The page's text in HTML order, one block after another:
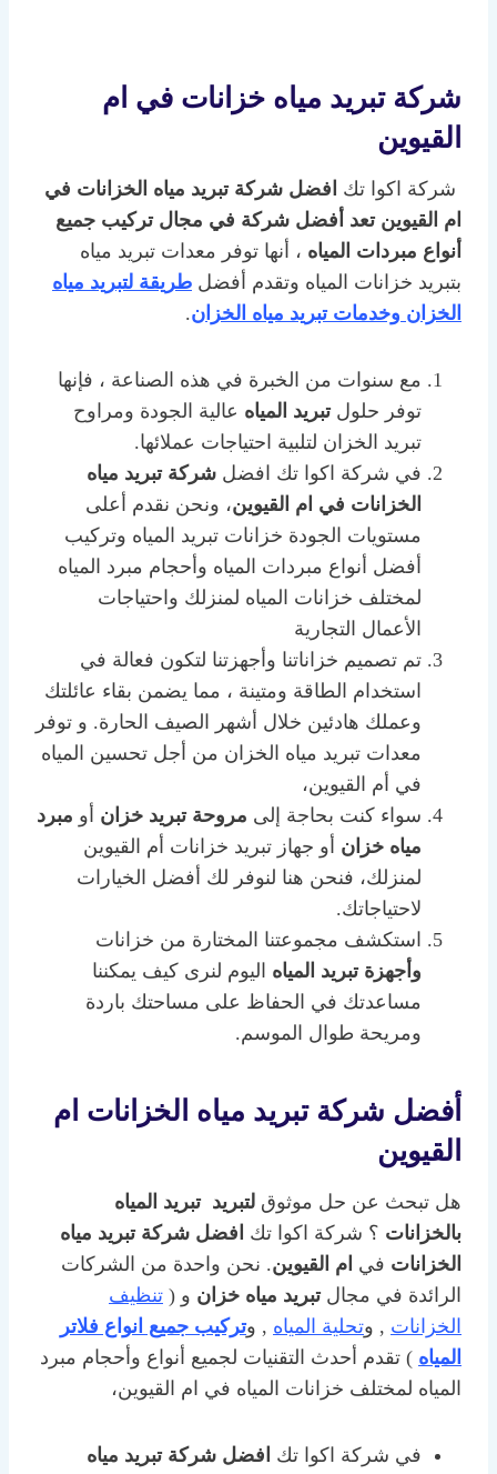
شركة تبريد مياه خزانات في ام
القيوين
شركة اكوا تك افضل شركة تبريد مياه الخزانات في
ام القيوين تعد أفضل شركة في مجال تركيب جميع
أنواع مبردات المياه ، أنها توفر معدات تبريد مياه
بتبريد خزانات المياه وتقدم أفضل طريقة لتبريد مياه
الخزان وخدمات تبريد مياه الخزان.
مع سنوات من الخبرة في هذه الصناعة ، فإنها
توفر حلولتبريد المياه عالية الجودة ومراوح
تبريد الخزان لتلبية احتياجات عملائها.
في شركة اكوا تك افضل شركة تبريد مياه
الخزانات في ام القيوين، ونحن نقدم أعلى
مستويات الجودة خزانات تبريد المياه وتركيب
أفضل أنواع مبردات المياه وأحجام مبرد المياه
لمختلف خزانات المياه لمنزلك واحتياجات
الأعمال التجارية
تم تصميم خزاناتنا وأجهزتنا لتكون فعالة في
استخدام الطاقة ومتينة ، مما يضمن بقاء عائلتك
وعملك هادئين خلال أشهر الصيف الحارة. و توفر
معدات تبريد مياه الخزان من أجل تحسين المياه
في أم القيوين،
سواء كنت بحاجة إلى مروحة تبريد خزان أو مبرد
مياه خزان أو جهاز تبريد خزانات أم القيوين
لمنزلك، فنحن هنا لنوفر لك أفضل الخيارات
لاحتياجاتك.
استكشف مجموعتنا المختارة من خزانات
وأجهزة تبريد المياه اليوم لنرى كيف يمكننا
مساعدتك في الحفاظ على مساحتك باردة
ومريحة طوال الموسم.
أفضل شركة تبريد مياه الخزانات ام
القيوين
هل تبحث عن حل موثوق لتبريد تبريد المياه
بالخزانات ؟ شركة اكوا تك افضل شركة تبريد مياه
الخزانات في ام القيوين. نحن واحدة من الشركات
الرائدة في مجالتبريد مياه خزان و ( تنظيف
الخزانات , وتحلية المياه , وتركيب جميع انواع فلاتر
المياه ) تقدم أحدث التقنيات لجميع أنواع وأحجام مبرد
المياه لمختلف خزانات المياه في ام القيوين،
في شركة اكوا تك افضل شركة تبريد مياه